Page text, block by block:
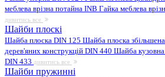
меблева врізна потайна INB Гайка меблева
дивитись все
Шайби плоскі
Шайба плоска DIN 125 Шайба плоска
дерев'яних конструкцій DIN 440 Шайба кузовна
DIN 433 дивитись все
Шайби пружинні